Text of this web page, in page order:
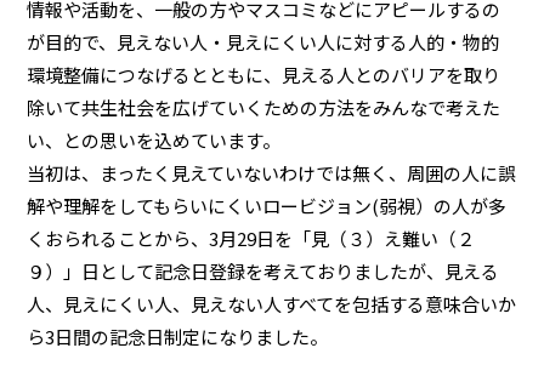
情報や活動を、一般の方やマスコミなどにアピールするの
が目的で、見えない人・見えにくい人に対する人的・物的
環境整備につなげるとともに、見える人とのバリアを取り
除いて共生社会を広げていくための方法をみんなで考えた
い、との思いを込めています。
当初は、まったく見えていないわけでは無く、周囲の人に誤
解や理解をしてもらいにくいロービジョン(弱視）の人が多
くおられることから、3月29日を「見（３）え難い（２
９）」日として記念日登録を考えておりましたが、見える
人、見えにくい人、見えない人すべてを包括する意味合いか
ら3日間の記念日制定になりました。